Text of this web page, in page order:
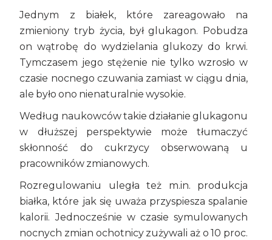
Jednym z białek, które zareagowało na
zmieniony tryb życia, był glukagon. Pobudza
on wątrobę do wydzielania glukozy do krwi.
Tymczasem jego stężenie nie tylko wzrosło w
czasie nocnego czuwania zamiast w ciągu dnia,
ale było ono nienaturalnie wysokie.
Według naukowców takie działanie glukagonu
w dłuższej perspektywie może tłumaczyć
skłonność do cukrzycy obserwowaną u
pracowników zmianowych.
Rozregulowaniu uległa też m.in. produkcja
białka, które jak się uważa przyspiesza spalanie
kalorii. Jednocześnie w czasie symulowanych
nocnych zmian ochotnicy zużywali aż o 10 proc.